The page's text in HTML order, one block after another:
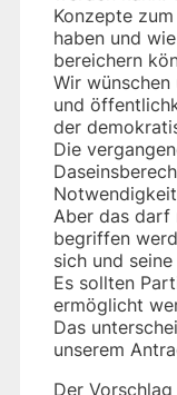
Konzepte
haben und
bereichern
Wir
und
der
Die
Aber das darf
begriffen
sich und seine
Es sollten
ermöglicht
Das
unserem
Der